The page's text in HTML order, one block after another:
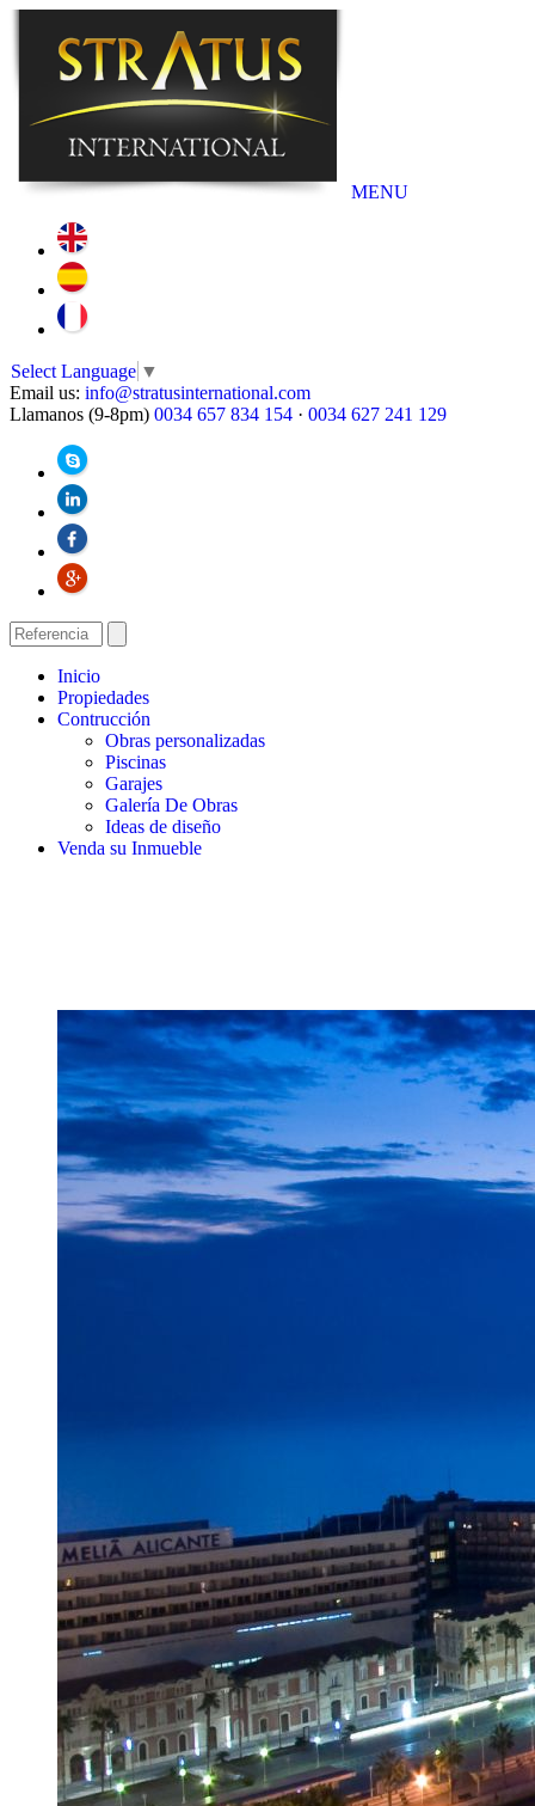
MENU
Select Language ▼
Email us: info@stratusinternational.com
Llamanos (9-8pm) 0034 657 834 154 · 0034 627 241 129
Inicio
Propiedades
Contrucción
Obras personalizadas
Piscinas
Garajes
Galería De Obras
Ideas de diseño
Venda su Inmueble